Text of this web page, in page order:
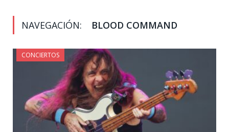
NAVEGACIÓN: BLOOD COMMAND
CONCIERTOS